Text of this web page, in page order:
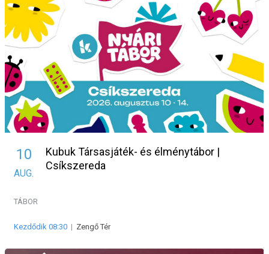
10
AUG.
Kubuk Társasjáték- és élménytábor |
Csíkszereda
TÁBOR
Kezdődik 08:30 | Zengő Tér